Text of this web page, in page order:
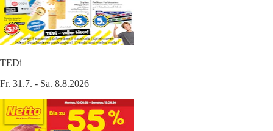
TEDi
Fr. 31.7. - Sa. 8.8.2026